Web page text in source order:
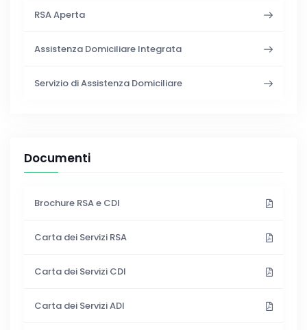
RSA Aperta
Assistenza Domiciliare Integrata
Servizio di Assistenza Domiciliare
Documenti
Brochure RSA e CDI
Carta dei Servizi RSA
Carta dei Servizi CDI
Carta dei Servizi ADI